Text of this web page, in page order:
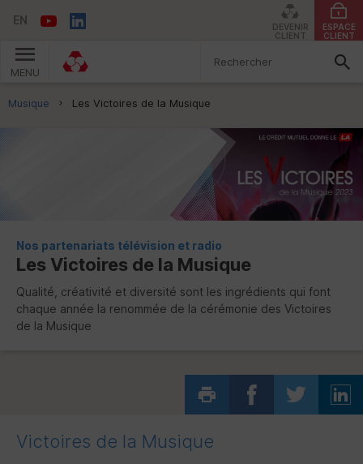
EN
DEVENIR
CLIENT
ESPACE
CLIENT
MENU
Vous êtes ici:
Musique Les Victoires de la Musique
Nos partenariats télévision et radio
Les Victoires de la Musique
Qualité, créativité et diversité sont les ingrédients qui font
chaque année la renommée de la cérémonie des Victoires
de la Musique
Victoires de la Musique